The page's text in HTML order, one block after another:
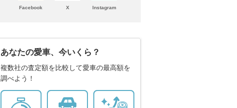
Facebook X Instagram
あなたの愛車、今いくら？
複数社の査定額を比較して愛車の最高額を
調べよう！